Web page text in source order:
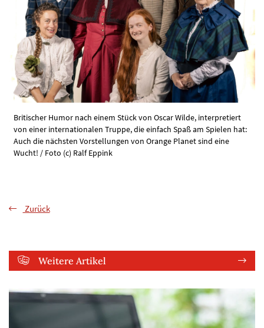
Britischer Humor nach einem Stück von Oscar Wilde, interpretiert
von einer internationalen Truppe, die einfach Spaß am Spielen hat:
Auch die nächsten Vorstellungen von Orange Planet sind eine
Wucht! / Foto (c) Ralf Eppink
Zurück
Weitere Artikel